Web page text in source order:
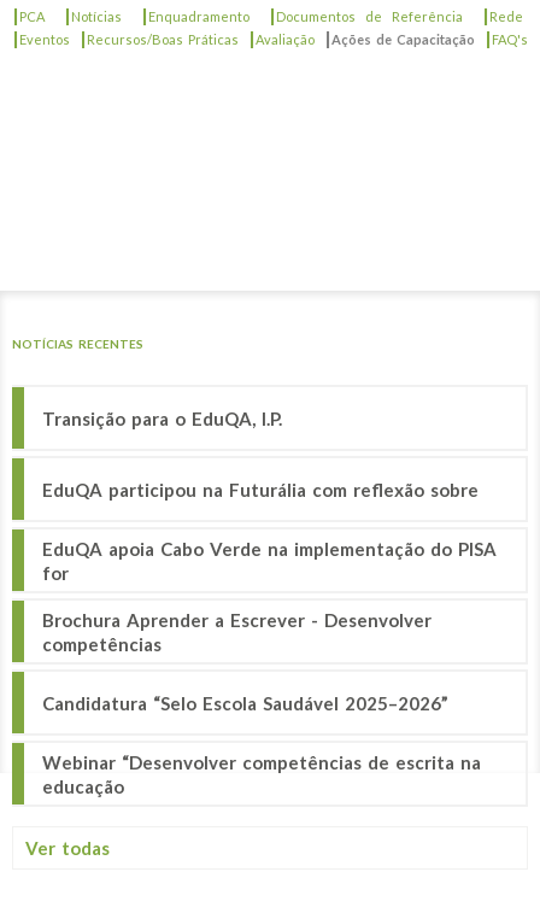
| PCA | Notícias | Enquadramento | Documentos de Referência | Rede
| Eventos | Recursos/Boas Práticas |Avaliação |Ações de Capacitação | FAQ's
NOTÍCIAS RECENTES
Transição para o EduQA, I.P.
EduQA participou na Futurália com reflexão sobre
EduQA apoia Cabo Verde na implementação do PISA
for
Brochura Aprender a Escrever - Desenvolver
competências
Candidatura “Selo Escola Saudável 2025–2026”
Webinar “Desenvolver competências de escrita na
educação
Ver todas